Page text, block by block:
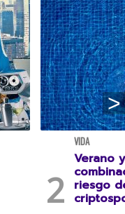
VIDA
Verano
riesgo